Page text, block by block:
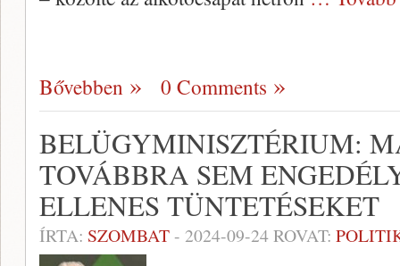
Bővebben 0 Comments
BELÜGYMINISZTÉRIUM:
TOVÁBBRA SEM
ELLENES TÜNTETÉSEKET
ÍRTA: SZOMBAT- 2024-09-24ROVAT: